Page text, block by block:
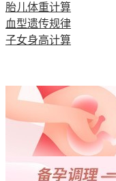
胎儿体重计算
血型遗传规律
子女身高计算